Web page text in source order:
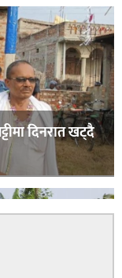
दिनरात खट्दै